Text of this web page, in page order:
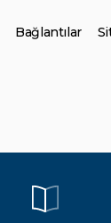
Bağlantılar